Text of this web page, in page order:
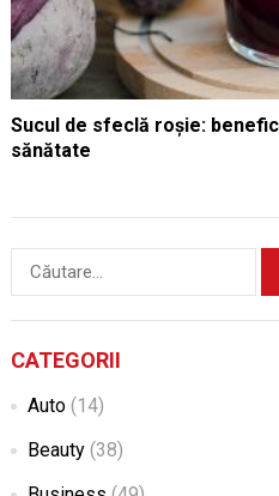
Sucul de sfeclă roșie:
sănătate
Caută
CATEGORII
Auto(14)
Beauty(38)